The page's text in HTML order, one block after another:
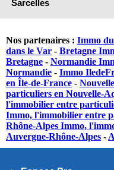
Sarcelles
Nos partenaires : Immo
dans le Var - Bretagne
Bretagne - Normandie
Normandie - Immo
en Île-de-France -
particuliers en Nouvelle-
l'immobilier entre
Immo, l'immobilier entre
Rhône-Alpes Immo,
Auvergne-Rhône-Alpes -